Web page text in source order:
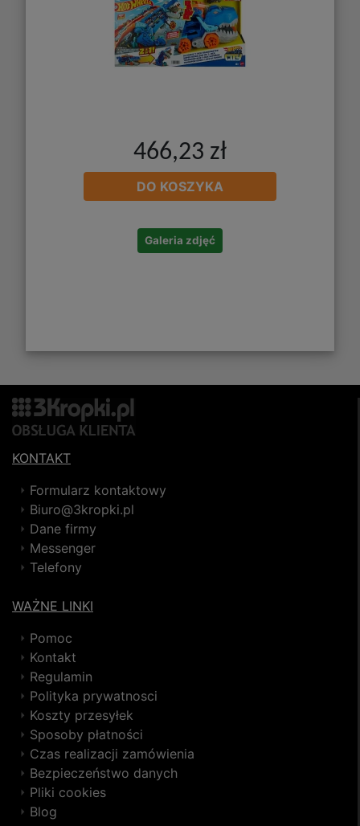
466,23 zł
DO KOSZYKA
Galeria zdjęć
KONTAKT
Formularz kontaktowy
Biuro@3kropki.pl
Dane firmy
Messenger
Telefony
WAŻNE LINKI
Pomoc
Kontakt
Regulamin
Polityka prywatnosci
Koszty przesyłek
Sposoby płatności
Czas realizacji zamówienia
Bezpieczeństwo danych
Pliki cookies
Blog